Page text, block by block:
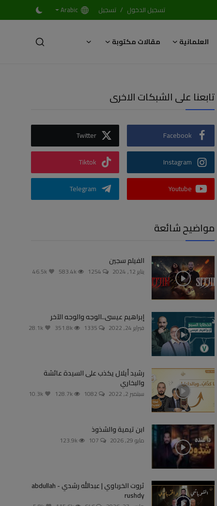
تسجيل الدخول / تسجيل Arabic
العلمانية
مقالات مكتوبة
تابعنا على الشبكات الاخرى
Facebook
Twitter
Instagram
Tiktok
Youtube
Telegram
مواضيح شائعة
الفيلم سجين
يناير 12, 2024 1254
583.4k
إبراهيم عيسى..الوجه والوجه الآخر
فبراير 24, 2022 1335
351.8k
رشيد أيلال يكذب على السيدة عائشة
والبخاري
سبتمبر 2, 2022 1082
128.7k
ابن تيمية والشذوذ
مايو 29, 2026 107
123.9k
ثروت الخرباوي | عبدالله رشدي - abdullah
rushdy